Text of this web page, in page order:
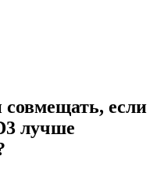
если
лучше